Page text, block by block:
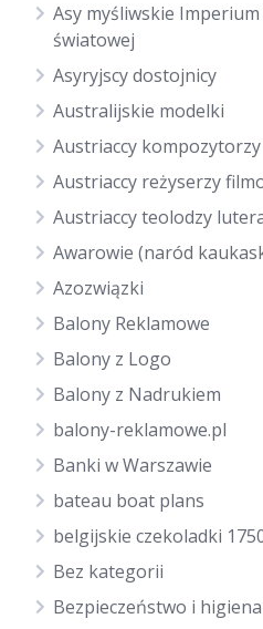
Asy myśliwskie
światowej
Asyryjscy dostojnicy
Australijskie modelki
Austriaccy kompozytorzy
Austriaccy reżyserzy
Austriaccy teolodzy
Awarowie (naród
Azozwiązki
Balony Reklamowe
Balony z Logo
Balony z Nadrukiem
balony-reklamowe.pl
Banki w Warszawie
bateau boat plans
belgijskie czekoladki
Bez kategorii
Bezpieczeństwo i